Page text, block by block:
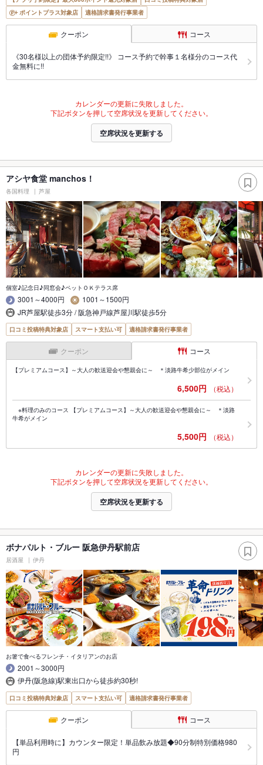
ポイントプラス対象店
適格請求書発行事業者
クーポン コース
《30名様以上の団体予約限定!!》 コース予約で幹事１名様分のコース代
金無料に!!
カレンダーの更新に失敗しました。
下記ボタンを押して空席状況を更新してください。
空席状況を更新する
アシヤ食堂 manchos！
各国料理 芦屋
個室♪記念日♪同窓会♪ペットＯＫテラス席
3001～4000円
1001～1500円
JR芦屋駅徒歩3分 / 阪急神戸線芦屋川駅徒歩5分
口コミ投稿特典対象店 スマート支払い可 適格請求書発行事業者
クーポン コース
【プレミアムコース】～大人の歓送迎会や懇親会に～ ＊淡路牛希少部位がメイン
6,500円 （税込）
※料理のみのコース 【プレミアムコース】～大人の歓送迎会や懇親会に～ ＊淡路
牛希がメイン
5,500円 （税込）
カレンダーの更新に失敗しました。
下記ボタンを押して空席状況を更新してください。
空席状況を更新する
ボナパルト・ブルー 阪急伊丹駅前店
居酒屋 伊丹
お箸で食べるフレンチ・イタリアンのお店
2001～3000円
伊丹(阪急線)駅東出口から徒歩約30秒!
口コミ投稿特典対象店 スマート支払い可 適格請求書発行事業者
クーポン コース
【単品利用時に】カウンター限定！単品飲み放題◆90分制特別価格980
円